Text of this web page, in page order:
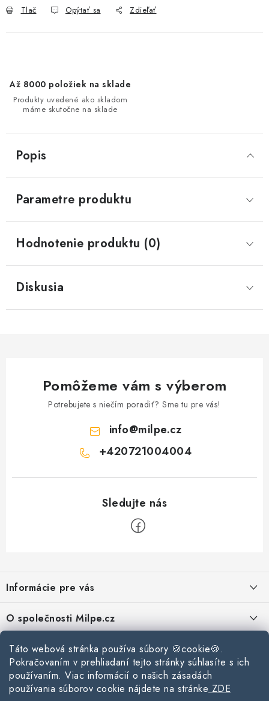
Táto webová stránka používa súbory 🍪cookie🍪.
Pokračovaním v prehliadaní tejto stránky súhlasíte s ich
používaním. Viac informácií o našich zásadách
používania súborov cookie nájdete na stránke ZDE
Tlač Opýtať sa Zdieľať
Až 8000 položiek na sklade
Produkty uvedené ako skladom
máme skutočne na sklade
Popis
Parametre produktu
Hodnotenie produktu (0)
Diskusia
Pomôžeme vám s výberom
Potrebujete s niečím poradiť? Sme tu pre vás!
info@milpe.cz
+420721004004
p
ä
t
Informácie pre vás
Zásady používania súborov cookie
Podmínky ochrany osobních údajů
Obchodní podmínky
O společnosti Milpe.cz
O spoločnosti Milpe
Kontakty
Kontaktné informácie
Stavebný blog